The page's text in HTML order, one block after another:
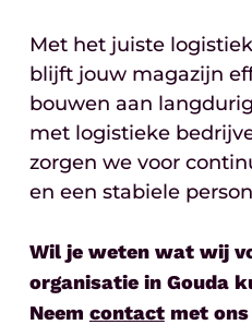
Met het juiste
blijft jouw magazijn
bouwen aan
met logistieke
zorgen we voor
en een stabiele
Wil je weten wat wij
organisatie in Gouda
Neem contactmet ons